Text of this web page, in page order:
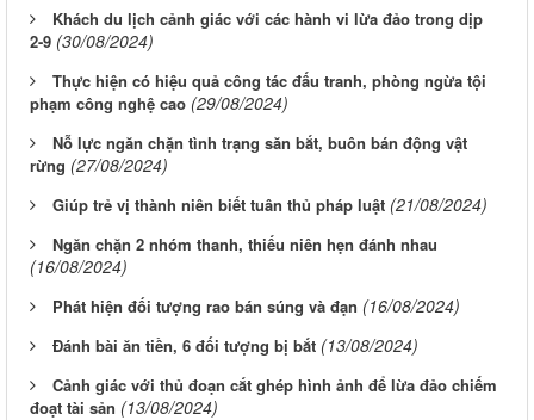
Khách du lịch cảnh giác với các hành vi lừa đảo trong dịp
2-9 (30/08/2024)
Thực hiện có hiệu quả công tác đấu tranh, phòng ngừa tội
phạm công nghệ cao (29/08/2024)
Nỗ lực ngăn chặn tình trạng săn bắt, buôn bán động vật
rừng (27/08/2024)
Giúp trẻ vị thành niên biết tuân thủ pháp luật (21/08/2024)
Ngăn chặn 2 nhóm thanh, thiếu niên hẹn đánh nhau
(16/08/2024)
Phát hiện đối tượng rao bán súng và đạn (16/08/2024)
Đánh bài ăn tiền, 6 đối tượng bị bắt (13/08/2024)
Cảnh giác với thủ đoạn cắt ghép hình ảnh để lừa đảo chiếm
đoạt tài sản (13/08/2024)